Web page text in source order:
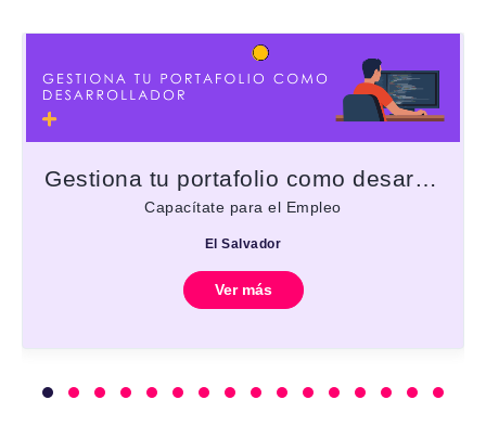
Gestiona tu portafolio como desarrollador
Capacítate para el Empleo
El Salvador
Ver más